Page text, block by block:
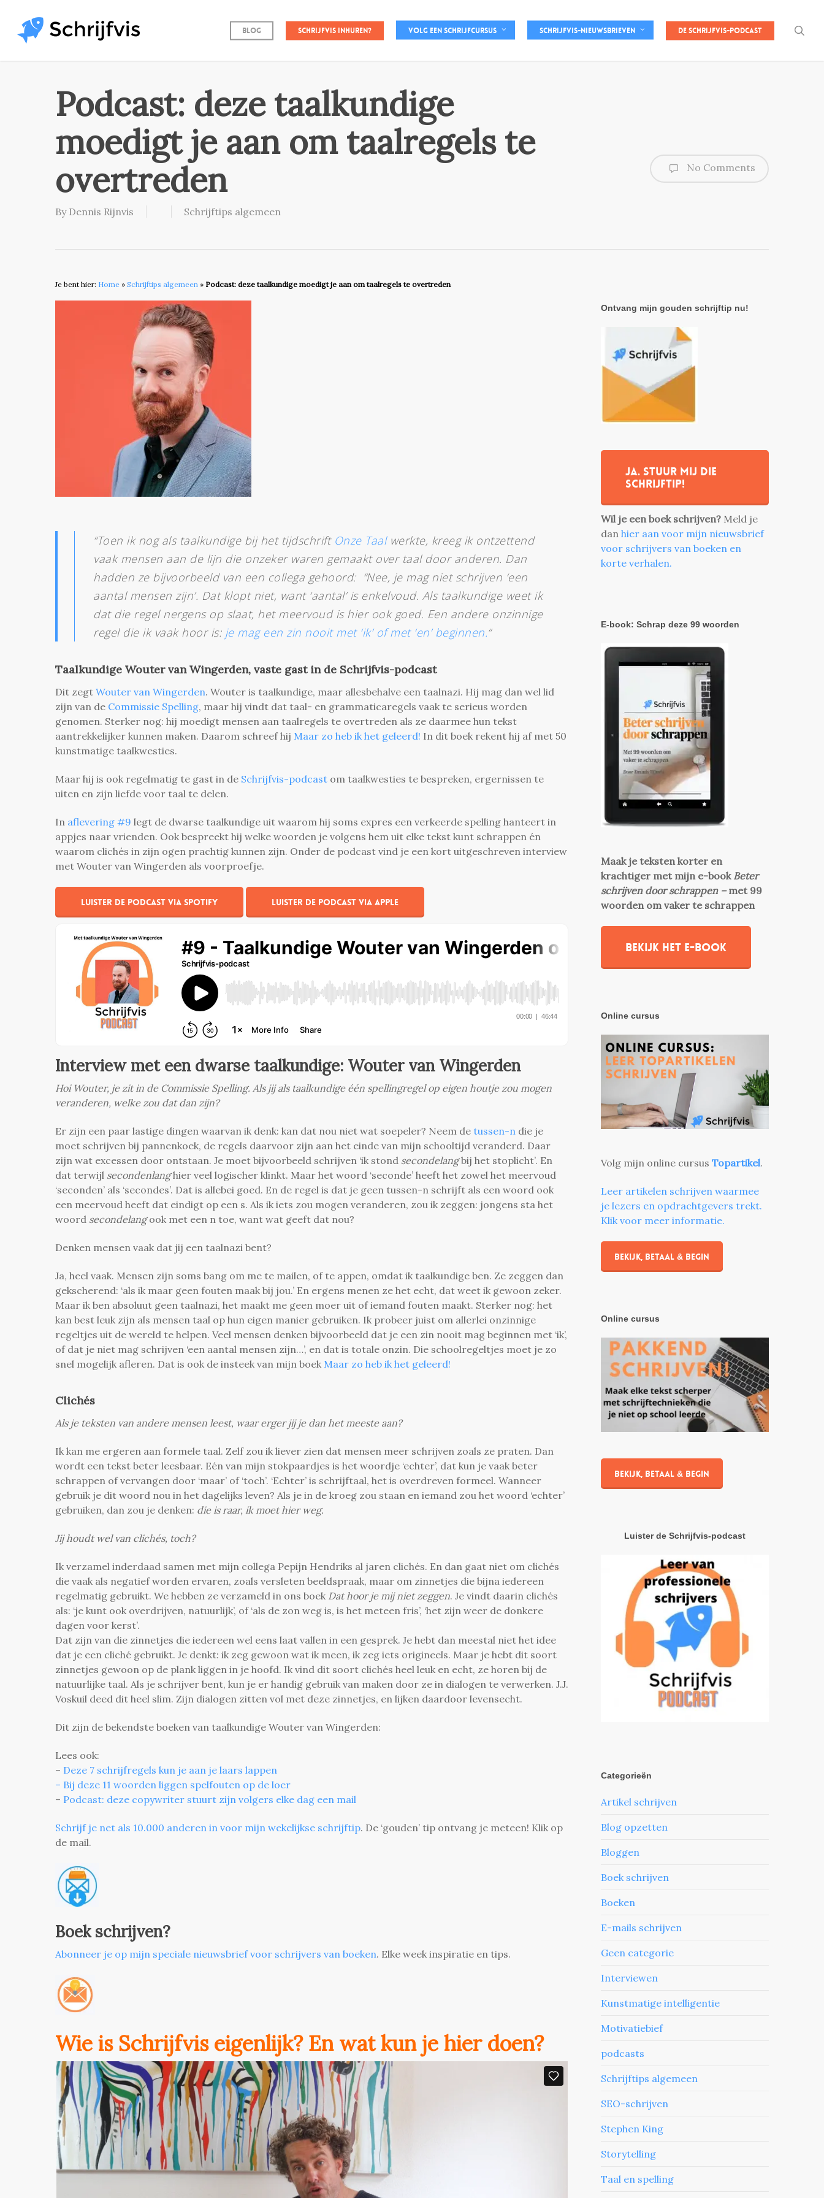
main
Blog Schrijfvis inhuren? Volg een schrijfcursus Schrijfvis-nieuwsbrieven De Schrijfvis-podcast
Podcast: deze taalkundige
moedigt je aan om taalregels te
overtreden
By Dennis Rijnvis Schrijftips algemeen
No Comments
Je bent hier: Home » Schrijftips algemeen » Podcast: deze taalkundige moedigt je aan om taalregels te overtreden
“Toen ik nog als taalkundige bij het tijdschrift Onze Taalwerkte, kreeg ik ontzettend
vaak mensen aan de lijn die onzeker waren gemaakt over taal door anderen. Dan
hadden ze bijvoorbeeld van een collega gehoord: “Nee, je mag niet schrijven ‘een
aantal mensen zijn’. Dat klopt niet, want ‘aantal’ is enkelvoud. Als taalkundige weet ik
dat die regel nergens op slaat, het meervoud is hier ook goed. Een andere onzinnige
regel die ik vaak hoor is: je mag een zin nooit met ‘ik’ of met ‘en’ beginnen.“
Taalkundige Wouter van Wingerden, vaste gast in de Schrijfvis-podcast
Dit zegt Wouter van Wingerden. Wouter is taalkundige, maar allesbehalve een taalnazi. Hij mag dan wel lid
zijn van de Commissie Spelling, maar hij vindt dat taal- en grammaticaregels vaak te serieus worden
genomen. Sterker nog: hij moedigt mensen aan taalregels te overtreden als ze daarmee hun tekst
aantrekkelijker kunnen maken. Daarom schreef hij Maar zo heb ik het geleerd! In dit boek rekent hij af met 50
kunstmatige taalkwesties.
Maar hij is ook regelmatig te gast in de Schrijfvis-podcast om taalkwesties te bespreken, ergernissen te
uiten en zijn liefde voor taal te delen.
In aflevering #9 legt de dwarse taalkundige uit waarom hij soms expres een verkeerde spelling hanteert in
appjes naar vrienden. Ook bespreekt hij welke woorden je volgens hem uit elke tekst kunt schrappen én
waarom clichés in zijn ogen prachtig kunnen zijn. Onder de podcast vind je een kort uitgeschreven interview
met Wouter van Wingerden als voorproefje.
Luister de podcast via Spotify Luister de podcast via Apple
Interview met een dwarse taalkundige: Wouter van Wingerden
Hoi Wouter, je zit in de Commissie Spelling. Als jij als taalkundige één spellingregel op eigen houtje zou mogen
veranderen, welke zou dat dan zijn?
Er zijn een paar lastige dingen waarvan ik denk: kan dat nou niet wat soepeler? Neem de tussen-n die je
moet schrijven bij pannenkoek, de regels daarvoor zijn aan het einde van mijn schooltijd veranderd. Daar
zijn wat excessen door ontstaan. Je moet bijvoorbeeld schrijven ‘ik stond secondelangbij het stoplicht’. En
dat terwijl secondenlanghier veel logischer klinkt. Maar het woord ‘seconde’ heeft het zowel het meervoud
‘seconden’ als ‘secondes’. Dat is allebei goed. En de regel is dat je geen tussen-n schrijft als een woord ook
een meervoud heeft dat eindigt op een s. Als ik iets zou mogen veranderen, zou ik zeggen: jongens sta het
woord secondelangook met een n toe, want wat geeft dat nou?
Denken mensen vaak dat jij een taalnazi bent?
Ja, heel vaak. Mensen zijn soms bang om me te mailen, of te appen, omdat ik taalkundige ben. Ze zeggen dan
gekscherend: ‘als ik maar geen fouten maak bij jou.’ En ergens menen ze het echt, dat weet ik gewoon zeker.
Maar ik ben absoluut geen taalnazi, het maakt me geen moer uit of iemand fouten maakt. Sterker nog: het
kan best leuk zijn als mensen taal op hun eigen manier gebruiken. Ik probeer juist om allerlei onzinnige
regeltjes uit de wereld te helpen. Veel mensen denken bijvoorbeeld dat je een zin nooit mag beginnen met ‘ik’,
of dat je niet mag schrijven ‘een aantal mensen zijn…’, en dat is totale onzin. Die schoolregeltjes moet je zo
snel mogelijk afleren. Dat is ook de insteek van mijn boek Maar zo heb ik het geleerd!
Clichés
Als je teksten van andere mensen leest, waar erger jij je dan het meeste aan?
Ik kan me ergeren aan formele taal. Zelf zou ik liever zien dat mensen meer schrijven zoals ze praten. Dan
wordt een tekst beter leesbaar. Eén van mijn stokpaardjes is het woordje ‘echter’, dat kun je vaak beter
schrappen of vervangen door ‘maar’ of ‘toch’. ‘Echter’ is schrijftaal, het is overdreven formeel. Wanneer
gebruik je dit woord nou in het dagelijks leven? Als je in de kroeg zou staan en iemand zou het woord ‘echter’
gebruiken, dan zou je denken: die is raar, ik moet hier weg.
Jij houdt wel van clichés, toch?
Ik verzamel inderdaad samen met mijn collega Pepijn Hendriks al jaren clichés. En dan gaat niet om clichés
die vaak als negatief worden ervaren, zoals versleten beeldspraak, maar om zinnetjes die bijna iedereen
regelmatig gebruikt. We hebben ze verzameld in ons boek Dat hoor je mij niet zeggen. Je vindt daarin clichés
als: ‘je kunt ook overdrijven, natuurlijk’, of ‘als de zon weg is, is het meteen fris’, ‘het zijn weer de donkere
dagen voor kerst’.
Dat zijn van die zinnetjes die iedereen wel eens laat vallen in een gesprek. Je hebt dan meestal niet het idee
dat je een cliché gebruikt. Je denkt: ik zeg gewoon wat ik meen, ik zeg iets origineels. Maar je hebt dit soort
zinnetjes gewoon op de plank liggen in je hoofd. Ik vind dit soort clichés heel leuk en echt, ze horen bij de
natuurlijke taal. Als je schrijver bent, kun je er handig gebruik van maken door ze in dialogen te verwerken. J.J.
Voskuil deed dit heel slim. Zijn dialogen zitten vol met deze zinnetjes, en lijken daardoor levensecht.
Dit zijn de bekendste boeken van taalkundige Wouter van Wingerden:
Lees ook:
– Deze 7 schrijfregels kun je aan je laars lappen
– Bij deze 11 woorden liggen spelfouten op de loer
– Podcast: deze copywriter stuurt zijn volgers elke dag een mail
Schrijf je net als 10.000 anderen in voor mijn wekelijkse schrijftip. De ‘gouden’ tip ontvang je meteen! Klik op
de mail.
Boek schrijven?
Abonneer je op mijn speciale nieuwsbrief voor schrijvers van boeken. Elke week inspiratie en tips.
Wie is Schrijfvis eigenlijk? En wat kun je hier doen?
Ontvang mijn gouden schrijftip nu!
Ja. stuur mij die
schrijftip!
Wil je een boek schrijven? Meld je
danhier aan voor mijn nieuwsbrief
voor schrijvers van boeken en
korte verhalen.
E-book: Schrap deze 99 woorden
Maak je teksten korter en
krachtiger met mijn e-book Beter
schrijven door schrappen –met 99
woorden om vaker te schrappen
Bekijk het e-book
Online cursus
Volg mijn online cursusTopartikel.
Leer artikelen schrijven waarmee
je lezers en opdrachtgevers trekt.
Klik voor meer informatie.
Bekijk, betaal & begin
Online cursus
Bekijk, betaal & begin
Luister de Schrijfvis-podcast
Categorieën
Artikel schrijven
Blog opzetten
Bloggen
Boek schrijven
Boeken
E-mails schrijven
Geen categorie
Interviewen
Kunstmatige intelligentie
Motivatiebief
podcasts
Schrijftips algemeen
SEO-schrijven
Stephen King
Storytelling
Taal en spelling